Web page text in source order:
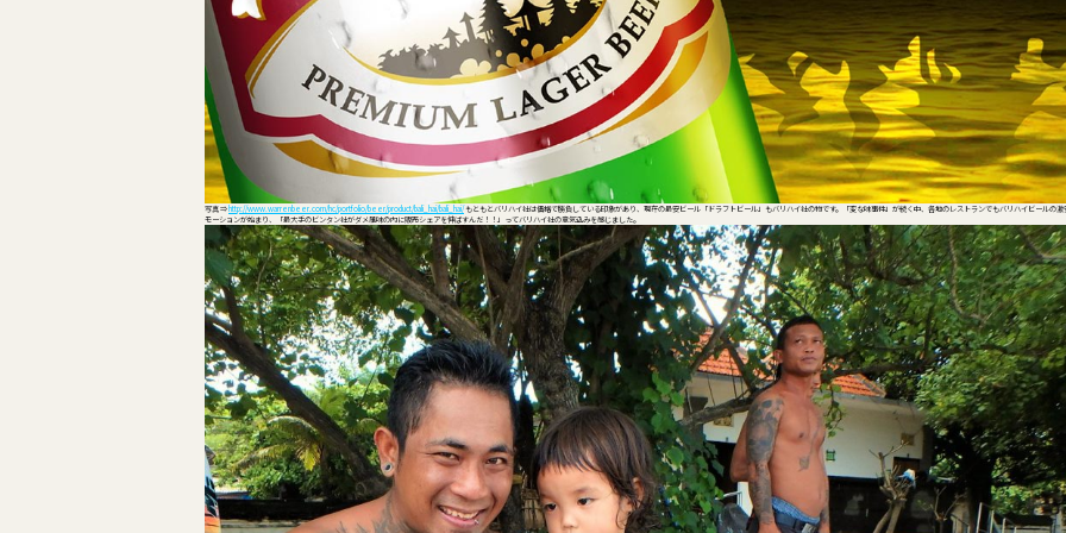
写真 ⇒ http://www.warrenbeer.com/hc/portfolio/beer/product/bali_hai/bali_hai/もともとバリハイ社は価格で勝負している印象があり、現在の最安ビール「ドラフトビール」もバリハイ社の物です。「変な味事件」が続く中、各地のレストランでもバリハイビールの激
モーションが始まり、「最大手のビンタン社がダメ風味の内に販売シェアを伸ばすんだ！！」ってバリハイ社の意気込みを感じました。